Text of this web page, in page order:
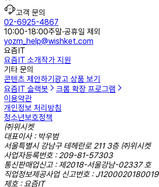
고객 문의
02-6925-4867
10:00-18:00주말·공휴일 제외
yozm_help@wishket.com
요즘IT
요즘IT 소개작가 지원
기타 문의
콘텐츠 제안하기 광고 상품 보기
요즘IT 슬랙봇
크롬 확장 프로그램
이용약관
개인정보 처리방침
청소년보호정책
㈜위시켓
대표이사 : 박우범
서울특별시 강남구 테헤란로 211 3층 ㈜위시켓
사업자등록번호 : 209-81-57303
통신판매업신고 : 제2018-서울강남-02337 호
직업정보제공사업 신고번호 : J1200020180019
제호 : 요즘IT